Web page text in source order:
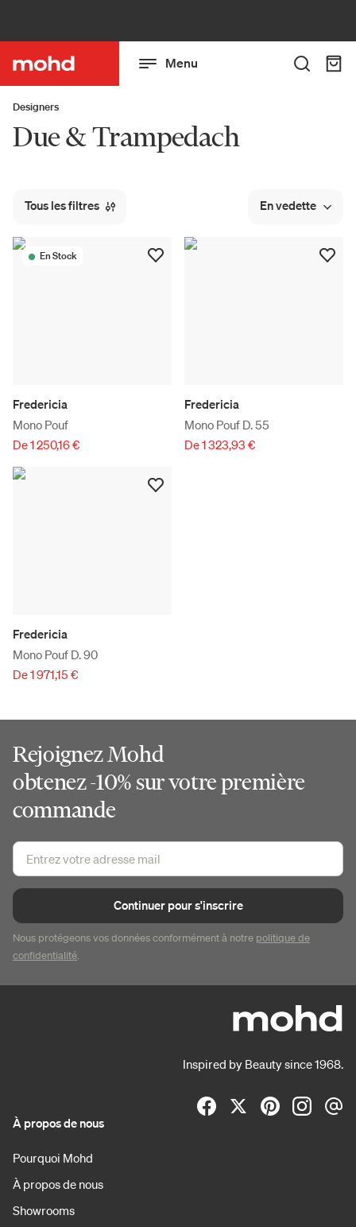
Menu
Designers
Due & Trampedach
Tous les filtres En vedette
En Stock
Fredericia
Mono Pouf
De 1 250,16 €
Fredericia
Mono Pouf D. 55
De 1 323,93 €
Fredericia
Mono Pouf D. 90
De 1 971,15 €
Rejoignez Mohd
obtenez -10% sur votre première
commande
Continuer pour s'inscrire
Nous protégeons vos données conformément à notre politique de
confidentialité.
Inspired by Beauty since 1968.
À propos de nous
Pourquoi Mohd
À propos de nous
Showrooms